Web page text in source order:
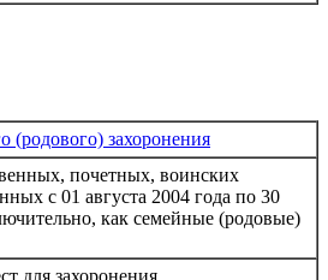
(родового) захоронения
почетных, воинских
с 01 августа 2004 года по 30
как семейные (родовые)
для захоронения